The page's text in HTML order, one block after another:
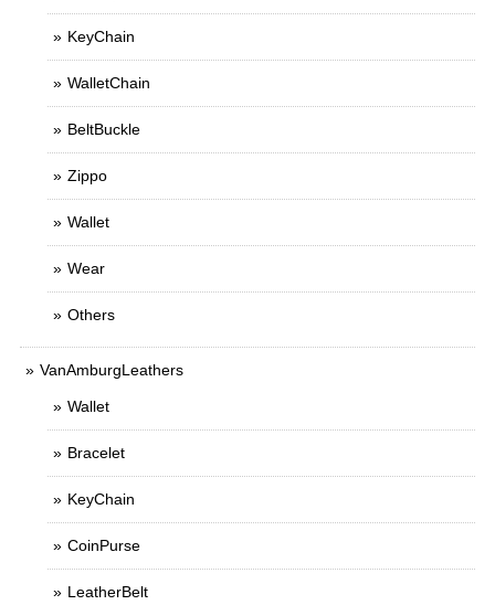
KeyChain
WalletChain
BeltBuckle
Zippo
Wallet
Wear
Others
VanAmburgLeathers
Wallet
Bracelet
KeyChain
CoinPurse
LeatherBelt